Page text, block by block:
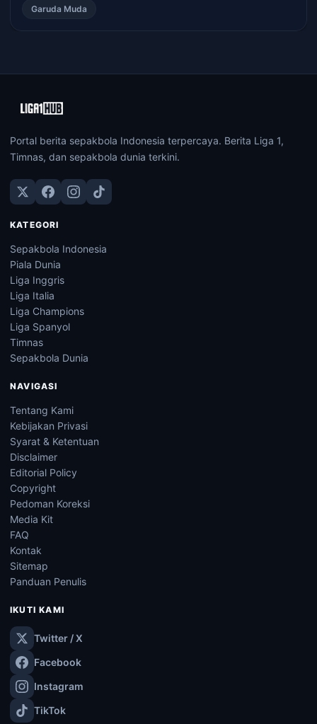
Garuda Muda
Portal berita sepakbola Indonesia terpercaya. Berita Liga 1,
Timnas, dan sepakbola dunia terkini.
KATEGORI
Sepakbola Indonesia
Piala Dunia
Liga Inggris
Liga Italia
Liga Champions
Liga Spanyol
Timnas
Sepakbola Dunia
NAVIGASI
Tentang Kami
Kebijakan Privasi
Syarat & Ketentuan
Disclaimer
Editorial Policy
Copyright
Pedoman Koreksi
Media Kit
FAQ
Kontak
Sitemap
Panduan Penulis
IKUTI KAMI
Twitter / X
Facebook
Instagram
TikTok